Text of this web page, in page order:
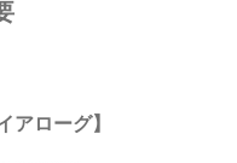
アローグ】